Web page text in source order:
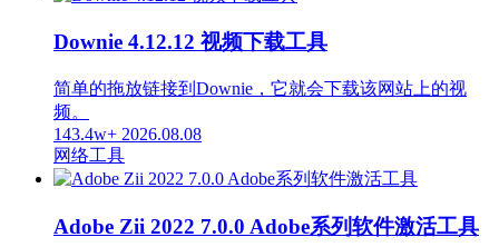
Downie 4.12.12 视频下载工具
简单的拖放链接到Downie，它就会下载该网站上的视
频。
143.4w+ 2026.08.08
网络工具
Adobe Zii 2022 7.0.0 Adobe系列软件激活工具